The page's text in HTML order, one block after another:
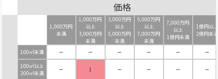
価格
1,000万円
未満
1,000万円
以上
3,000万円
未満
3,000万円
以上
5,000万円
未満
5,000万円
以上
7,000万円
未満
7,000万円
以上
1億円未満
1億円以上
2億円未満
100㎡未満 － － － － －
－
100㎡以上
200㎡未満
－ 1 － － －
－